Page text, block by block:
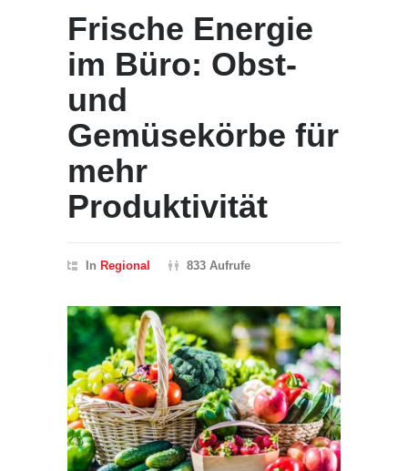
Frische Energie
im Büro: Obst-
und
Gemüsekörbe für
mehr
Produktivität
In Regional 833 Aufrufe